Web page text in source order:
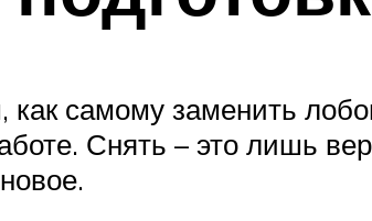
как самому заменить
Снять – это лишь